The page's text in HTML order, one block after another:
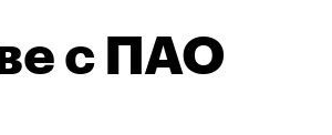
с ПАО